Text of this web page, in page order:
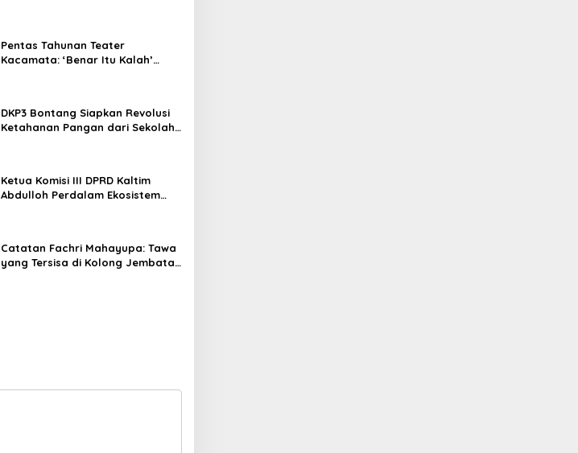
Pentas Tahunan Teater
Kacamata: ‘Benar Itu Kalah’
DKP3 Bontang Siapkan Revolusi
Ketahanan Pangan dari Sekolah,
Ketua Komisi III DPRD Kaltim
Abdulloh Perdalam Ekosistem
Catatan Fachri Mahayupa: Tawa
yang Tersisa di Kolong Jembatan